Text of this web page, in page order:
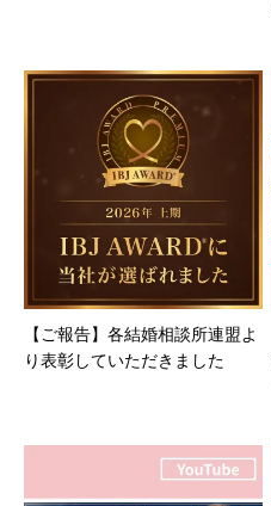
【ご報告】各結婚相談所連盟よ
り表彰していただきました